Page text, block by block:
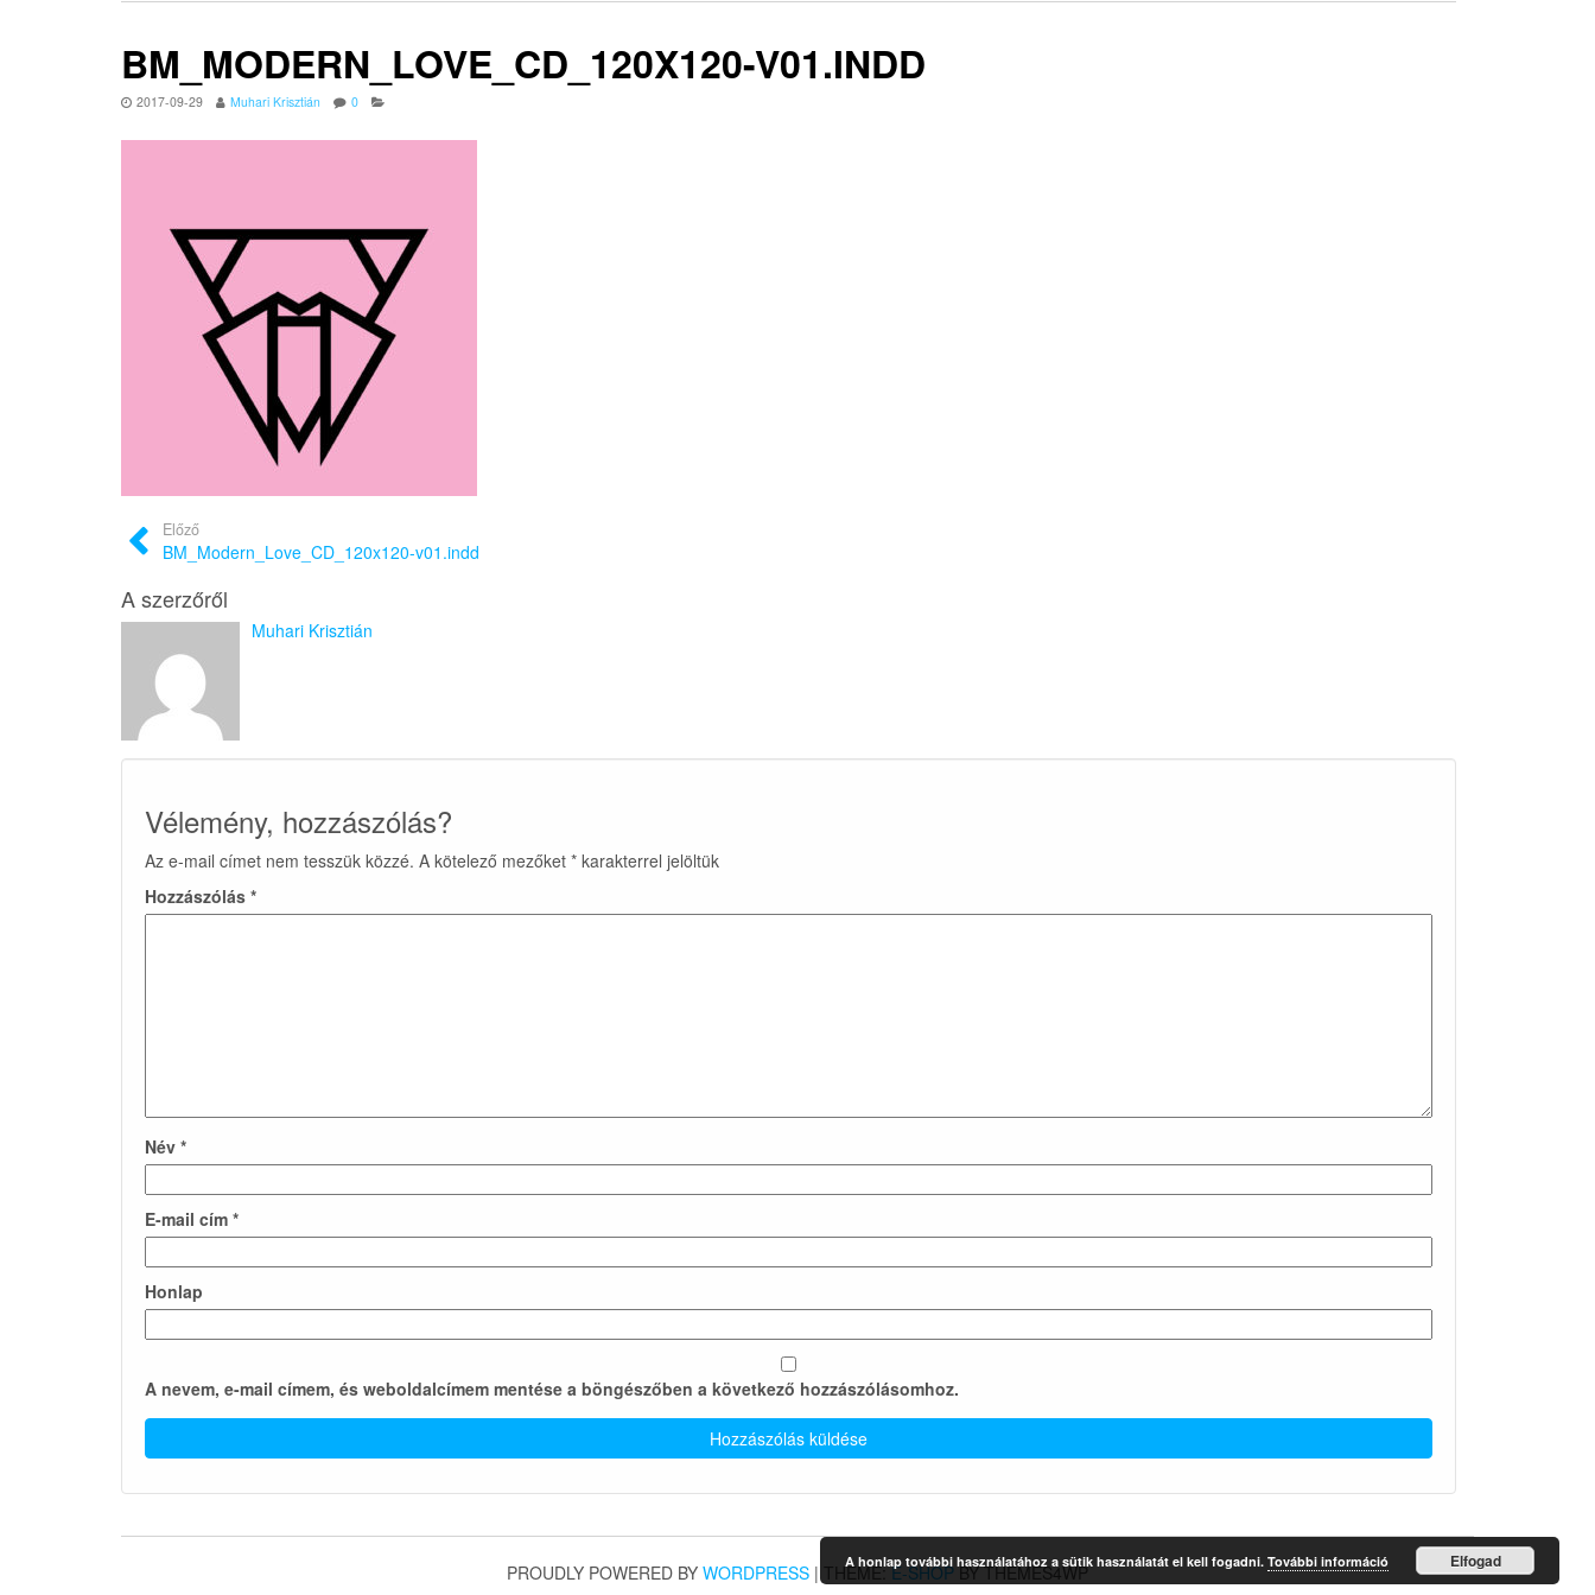
BM_MODERN_LOVE_CD_120X120-V01.INDD
2017-09-29 Muhari Krisztián 0
Előző
BM_Modern_Love_CD_120x120-v01.indd
A szerzőről
Muhari Krisztián
Vélemény, hozzászólás?
Az e-mail címet nem tesszük közzé. A kötelező mezőket * karakterrel jelöltük
Hozzászólás *
Név *
E-mail cím *
Honlap
A nevem, e-mail címem, és weboldalcímem mentése a böngészőben a következő hozzászólásomhoz.
PROUDLY POWERED BY WORDPRESS | THEME:E-SHOPBY THEMES4WP
A honlap további használatához a sütik használatát el kell fogadni. További információ Elfogad